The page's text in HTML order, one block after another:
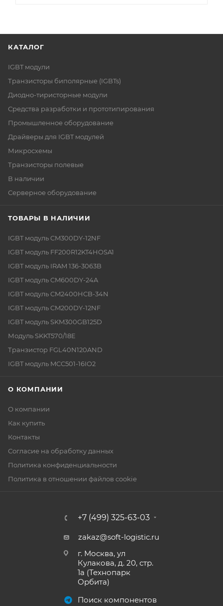
КАТАЛОГ
IGBT модули
Транзисторы биполярные (IGBTs)
Диодно-тиристорные модули
Средства разработки и прототипирования
Промышленное оборудование
Драйверы для IGBT модулей
Микросхемы
Транзисторы полевые
В наличии
Серверное оборудование
ТОВАРЫ В НАЛИЧИИ
IGBT модуль CM300DY-12NF
IGBT модуль FF200R12KT4HOSA1
IGBT модуль IRAM 136-3063B
IGBT модуль CM600DY-24A
IGBT модуль CM2400HCB-34N
IGBT модуль CM200DY-12NF
IGBT модуль SKM300GB125D
Модуль SKKT570/18E
Транзистор FGL40N120AND
IGBT модуль MCC501-16IO2
О КОМПАНИИ
О компании
Как купить
Контакты
Согласие на обработку данных
Политика конфиденциальности
Политика в отношении файлов cookie
+7 (499) 325-63-03
zakaz@soft-logistic.ru
г. Москва, ул
Кулакова, д. 20, стр.
1а (Технопарк
Орбита)
Поиск компонентов